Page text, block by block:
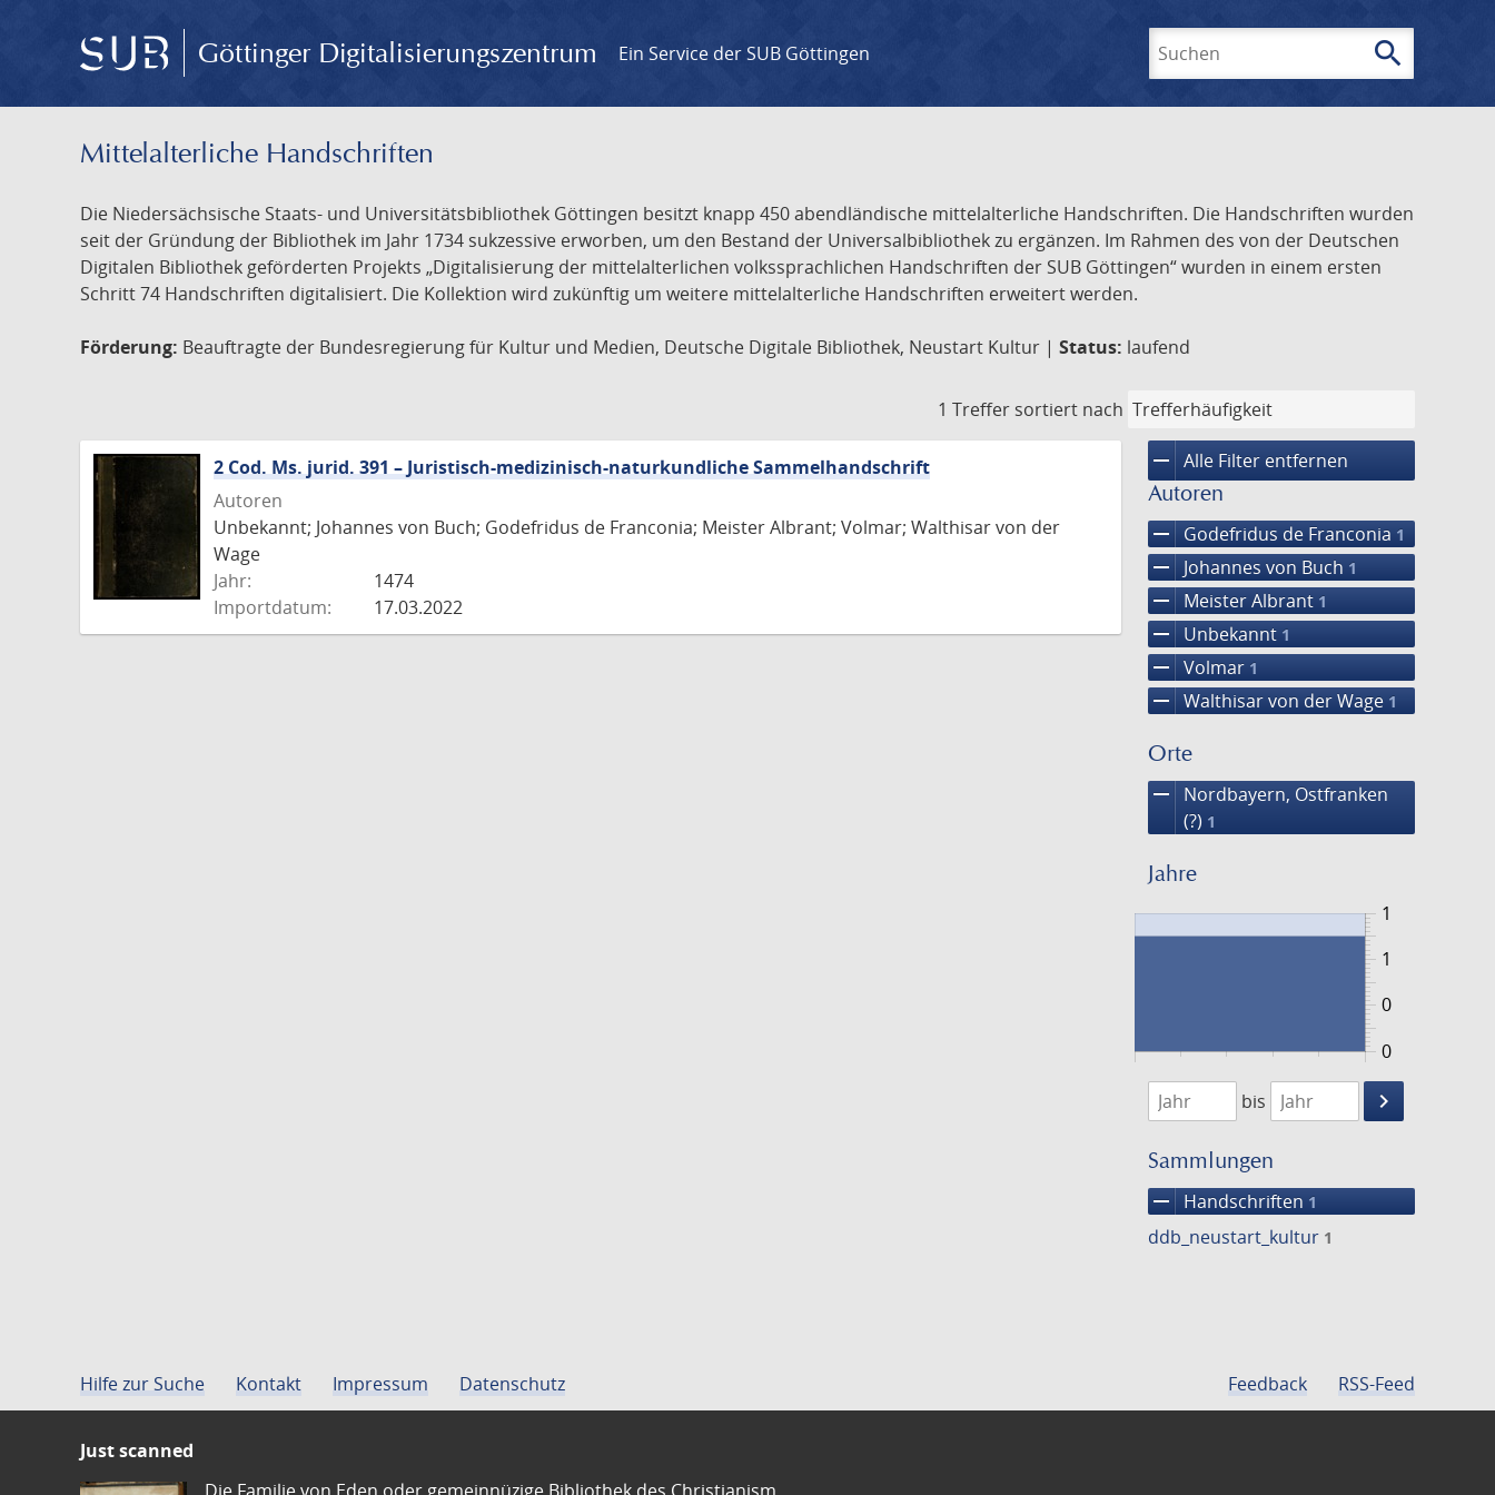
Göttinger Digitalisierungszentrum Ein Service der SUB Göttingen search
Mittelalterliche Handschriften
Die Niedersächsische Staats- und Universitätsbibliothek Göttingen besitzt knapp 450 abendländische mittelalterliche Handschriften. Die Handschriften wurden
seit der Gründung der Bibliothek im Jahr 1734 sukzessive erworben, um den Bestand der Universalbibliothek zu ergänzen. Im Rahmen des von der Deutschen
Digitalen Bibliothek geförderten Projekts „Digitalisierung der mittelalterlichen volkssprachlichen Handschriften der SUB Göttingen“ wurden in einem ersten
Schritt 74 Handschriften digitalisiert. Die Kollektion wird zukünftig um weitere mittelalterliche Handschriften erweitert werden.
Förderung: Beauftragte der Bundesregierung für Kultur und Medien, Deutsche Digitale Bibliothek, Neustart Kultur | Status: laufend
1 Treffer sortiert nach
remove Alle Filter entfernen
Autoren
remove Godefridus de Franconia 1
remove Johannes von Buch 1
remove Meister Albrant 1
remove Unbekannt 1
remove Volmar 1
remove Walthisar von der Wage 1
Orte
remove
Nordbayern, Ostfranken
(?) 1
Jahre
0
1
0
1
1474
1475
bis
keyboard_arrow_right
Suche
Sammlungen
remove Handschriften 1
ddb_neustart_kultur 1
2 Cod. Ms. jurid. 391 – Juristisch-medizinisch-naturkundliche Sammelhandschrift
Autoren
Unbekannt; Johannes von Buch; Godefridus de Franconia; Meister Albrant; Volmar; Walthisar von der
Wage
Jahr:
1474
Importdatum:
17.03.2022
Hilfe zur Suche Kontakt Impressum Datenschutz Feedback RSS-Feed
Just scanned